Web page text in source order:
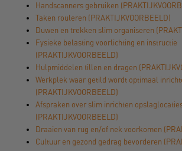
Handscanners gebruiken
Taken rouleren (PRAKTIJKVOORBEELD)
Duwen en trekken slim organiseren
Fysieke belasting voorlichting en instructie
(PRAKTIJKVOORBEELD)
Hulpmiddelen tillen en dragen
Werkplek waar getild wordt optimaal
(PRAKTIJKVOORBEELD)
Afspraken over slim inrichten
(PRAKTIJKVOORBEELD)
Draaien van rug en/of nek voorkomen
Cultuur en gezond gedrag bevorderen